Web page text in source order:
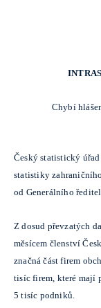
Chybí
Český statistický
statistiky
od Generálního
Z dosud převzatých
měsícem členství
značná část firem
tisíc firem, které mají
5 tisíc podniků.